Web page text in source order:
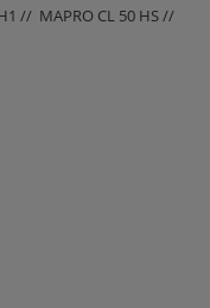
// MAPRO CL 50 HS //